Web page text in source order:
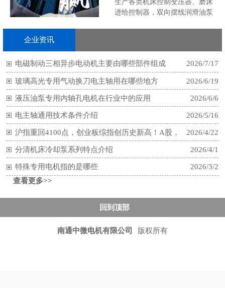
进给控制器，双向摆线润滑油泵
[查看详情]
企业资讯
2026/7/17
电磁制动三相异步电动机主要由哪些部件组成
2026/6/19
玻璃高光专用气动换刀电主轴用在哪些地方
2026/6/6
液压油泵专用内轴孔电机在行业中的应用
2026/5/16
电主轴通用技术条件介绍
2026/4/22
沪指重回4100点，创业板综指创历史新高！A股，
再次“站在光里”
2026/4/1
分清机床冷却泵系列特点介绍
2026/3/2
特殊专用电机指的是哪些
查看更多>>
回到顶部
南通中微电机有限公司 版权所有